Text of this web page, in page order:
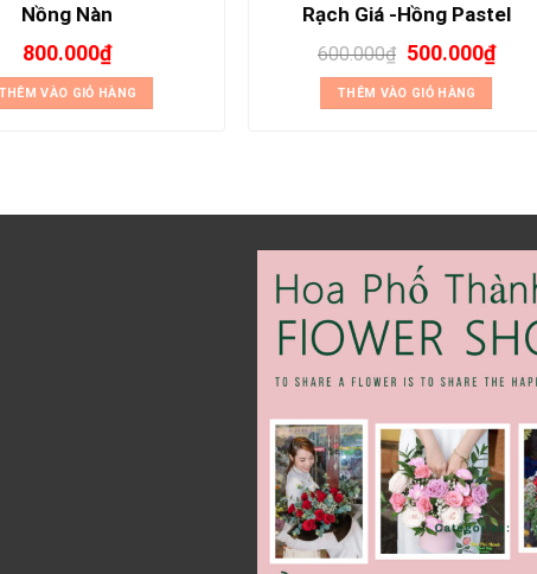
Nồng Nàn
800.000₫
THÊM VÀO GIỎ HÀNG
Rạch Giá -Hồng Pastel
600.000₫ 500.000₫
THÊM VÀO GIỎ HÀNG